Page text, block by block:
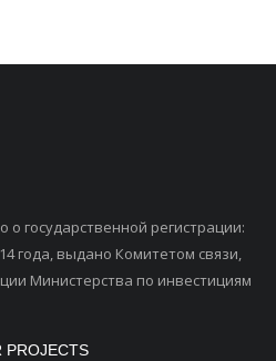
о государственной регистрации:
года, выдано Комитетом связи,
Министерства по инвестициям
PROJECTS